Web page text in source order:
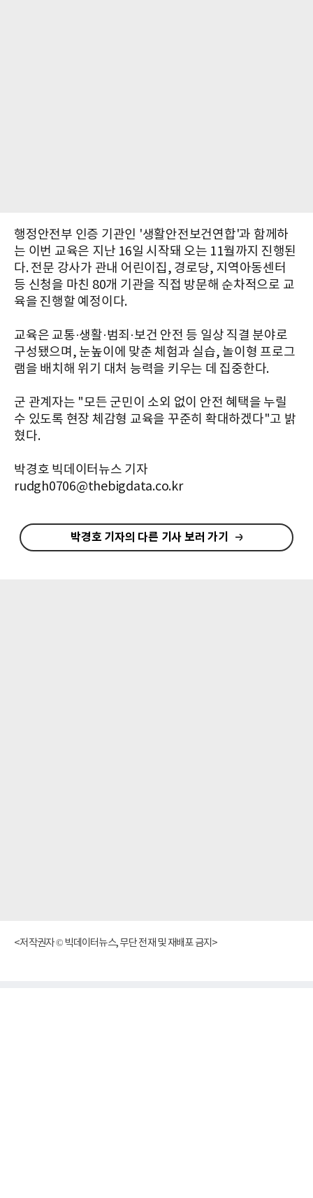
행정안전부 인증 기관인 '생활안전보건연합'과 함께하
는 이번 교육은 지난 16일 시작돼 오는 11월까지 진행된
다. 전문 강사가 관내 어린이집, 경로당, 지역아동센터
등 신청을 마친 80개 기관을 직접 방문해 순차적으로 교
육을 진행할 예정이다.
교육은 교통·생활·범죄·보건 안전 등 일상 직결 분야로
구성됐으며, 눈높이에 맞춘 체험과 실습, 놀이형 프로그
램을 배치해 위기 대처 능력을 키우는 데 집중한다.
군 관계자는 "모든 군민이 소외 없이 안전 혜택을 누릴
수 있도록 현장 체감형 교육을 꾸준히 확대하겠다"고 밝
혔다.
박경호 빅데이터뉴스 기자
rudgh0706@thebigdata.co.kr
박경호 기자의 다른 기사 보러 가기
<저작권자 © 빅데이터뉴스, 무단 전재 및 재배포 금지>